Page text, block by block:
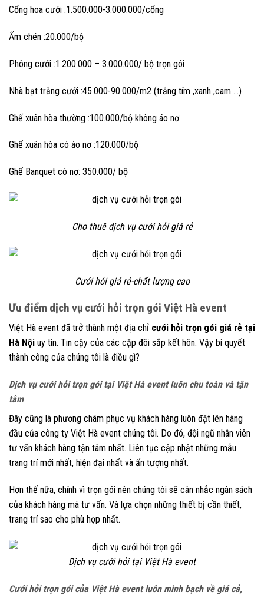
Cổng hoa cưới :1.500.000-3.000.000/cổng
Ấm chén :20.000/bộ
Phông cưới :1.200.000 – 3.000.000/ bộ trọn gói
Nhà bạt trắng cưới :45.000-90.000/m2 (trắng tím ,xanh ,cam …)
Ghế xuân hòa thường :100.000/bộ không áo nơ
Ghế xuân hòa có áo nơ :120.000/bộ
Ghế Banquet có nơ: 350.000/ bộ
Cho thuê dịch vụ cưới hỏi giá rẻ
Cưới hỏi giá rẻ-chất lượng cao
Ưu điểm dịch vụ cưới hỏi trọn gói Việt Hà event
Việt Hà event đã trở thành một địa chỉ cưới hỏi trọn gói giá rẻ tại
Hà Nội uy tín. Tin cậy của các cặp đôi sắp kết hôn. Vậy bí quyết
thành công của chúng tôi là điều gì?
Dịch vụ cưới hỏi trọn gói tại Việt Hà event luôn chu toàn và tận
tâm
Đây cũng là phương châm phục vụ khách hàng luôn đặt lên hàng
đầu của công ty Việt Hà event chúng tôi. Do đó, đội ngũ nhân viên
tư vấn khách hàng tận tâm nhất. Liên tục cập nhật những mẫu
trang trí mới nhất, hiện đại nhất và ấn tượng nhất.
Hơn thế nữa, chính vì trọn gói nên chúng tôi sẽ cân nhắc ngân sách
của khách hàng mà tư vấn. Và lựa chọn những thiết bị cần thiết,
trang trí sao cho phù hợp nhất.
Dịch vụ cưới hỏi tại Việt Hà event
Cưới hỏi trọn gói của Việt Hà event luôn minh bạch về giá cả,